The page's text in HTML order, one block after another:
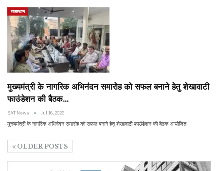
राजस्थान
मुख्यमंत्री के नागरिक अभिनंदन समारोह को सफल बनाने हेतु शेखावाटी
फाउंडेशन की बैठक…
SAT News Jul 16, 2026
मुख्यमंत्री के नागरिक अभिनंदन समारोह को सफल बनाने हेतु शेखावाटी फाउंडेशन की बैठक आयोजित
OLDER POSTS